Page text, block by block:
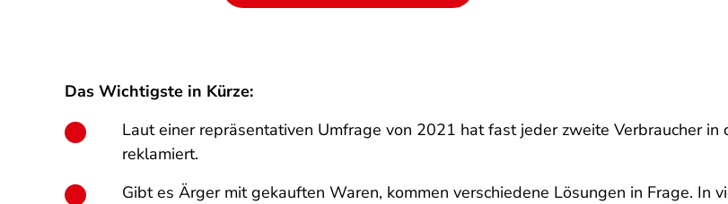
Das Wichtigste in Kürze:
Laut einer repräsentativen Umfrage von 2021 hat fast jeder zweite Verbraucher
reklamiert.
Gibt es Ärger mit gekauften Waren, kommen verschiedene Lösungen in Frage. In